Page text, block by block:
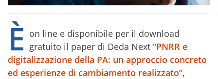
È on line e disponibile per il download
gratuito il paper di Deda Next “PNRR e
digitalizzazione della PA: un approccio concreto
ed esperienze di cambiamento realizzato”,